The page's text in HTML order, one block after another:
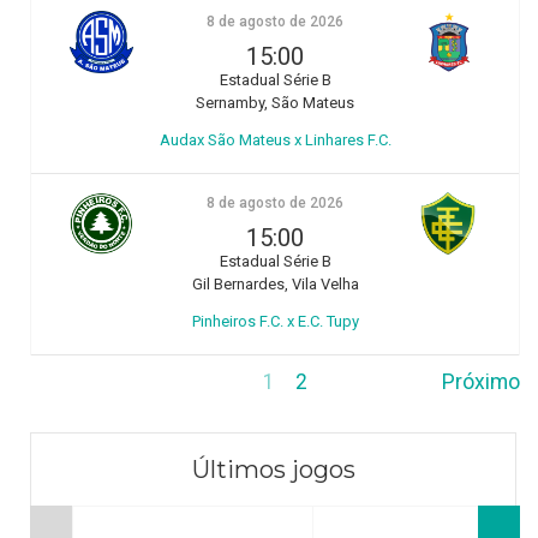
8 de agosto de 2026
15:00
Estadual Série B
Sernamby, São Mateus
Audax São Mateus x Linhares F.C.
8 de agosto de 2026
15:00
Estadual Série B
Gil Bernardes, Vila Velha
Pinheiros F.C. x E.C. Tupy
1 2 Próximo
Últimos jogos